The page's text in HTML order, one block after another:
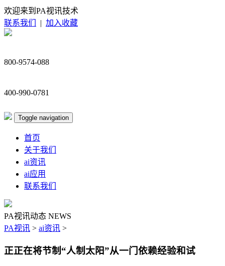
欢迎来到PA视讯技术
联系我们
| 加入收藏
800-9574-088
400-990-0781
Toggle navigation
首页
关于我们
ai资讯
ai应用
联系我们
PA视讯动态 NEWS
PA视讯 > ai资讯 >
正正在将节制“人制太阳”从一门依赖经验和试